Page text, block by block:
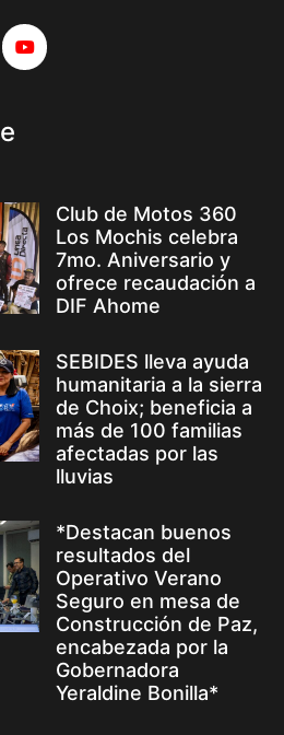
Club de Motos 360
Los Mochis celebra
7mo. Aniversario y
ofrece recaudación a
DIF Ahome
SEBIDES lleva ayuda
humanitaria a la sierra
de Choix; beneficia a
más de 100 familias
afectadas por las
lluvias
*Destacan buenos
resultados del
Operativo Verano
Seguro en mesa de
Construcción de Paz,
encabezada por la
Gobernadora
Yeraldine Bonilla*